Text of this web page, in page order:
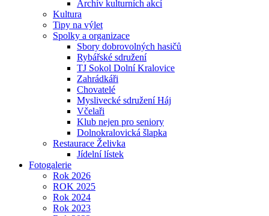
Archív kulturních akcí
Kultura
Tipy na výlet
Spolky a organizace
Sbory dobrovolných hasičů
Rybářské sdružení
TJ Sokol Dolní Kralovice
Zahrádkáři
Chovatelé
Myslivecké sdružení Háj
Včelaři
Klub nejen pro seniory
Dolnokralovická šlapka
Restaurace Želivka
Jídelní lístek
Fotogalerie
Rok 2026
ROK 2025
Rok 2024
Rok 2023